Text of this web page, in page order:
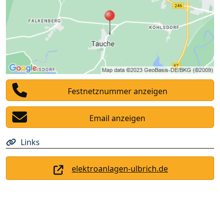
Festnetznummer anzeigen
Email anzeigen
Links
elektroanlagen-ulbrich.de